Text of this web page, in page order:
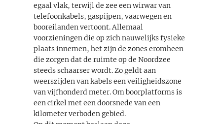
egaal vlak, terwijl de zee een wirwar van
telefoonkabels, gaspijpen, vaarwegen en
booreilanden vertoont. Allemaal
voorzieningen die op zich nauwelijks fysieke
plaats innemen, het zijn de zones eromheen
die zorgen dat de ruimte op de Noordzee
steeds schaarser wordt. Zo geldt aan
weerszijden van kabels een veiligheidszone
van vijfhonderd meter. Om boorplatforms is
een cirkel met een doorsnede van een
kilometer verboden gebied.